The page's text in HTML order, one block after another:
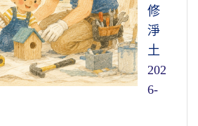
修
淨
土
202
6-